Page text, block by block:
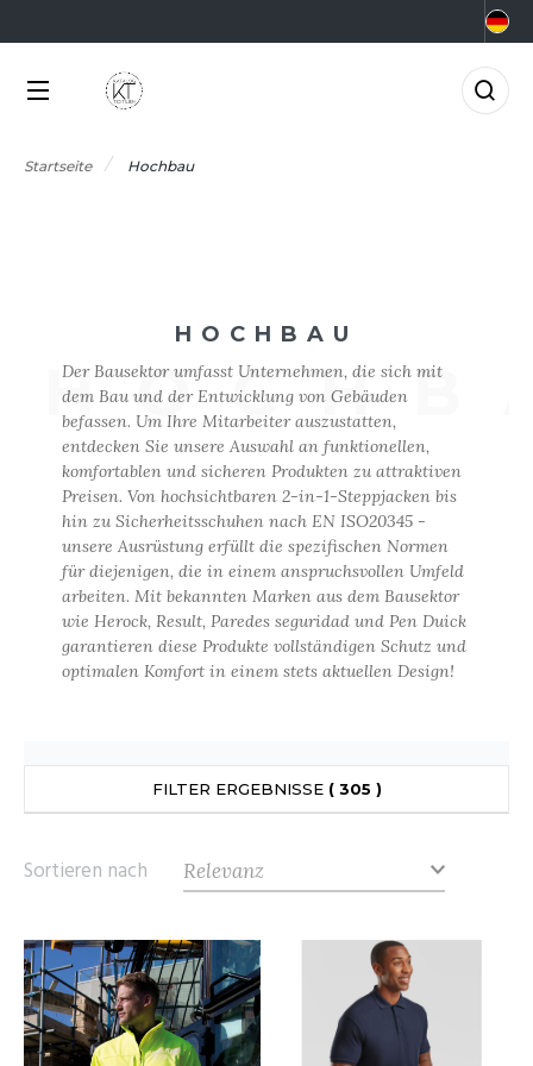
KATEGORIEN
IN EUROPE
PRODUKTE
MARKEN
LUX
BASE
YOUR BRAND
SI ON L'APPELAIT FRANCIS
HALES
BRANCHEN
UND ELEKTRONIK
UND GRÜNFLÄCHEN
VERANTWORTLICH
ANGEBOTE
ANGEBOTE
RESTPOSTEN
AKTUELLES
NACHHALTIGE ARTIKEL
Startseite Hochbau
HOCHBAU
Der Bausektor umfasst Unternehmen, die sich mit
dem Bau und der Entwicklung von Gebäuden
befassen. Um Ihre Mitarbeiter auszustatten,
entdecken Sie unsere Auswahl an funktionellen,
komfortablen und sicheren Produkten zu attraktiven
Preisen. Von hochsichtbaren 2-in-1-Steppjacken bis
hin zu Sicherheitsschuhen nach EN ISO20345 -
unsere Ausrüstung erfüllt die spezifischen Normen
für diejenigen, die in einem anspruchsvollen Umfeld
arbeiten. Mit bekannten Marken aus dem Bausektor
wie Herock, Result, Paredes seguridad und Pen Duick
garantieren diese Produkte vollständigen Schutz und
optimalen Komfort in einem stets aktuellen Design!
FILTER ERGEBNISSE ( 305 )
Sortieren nach